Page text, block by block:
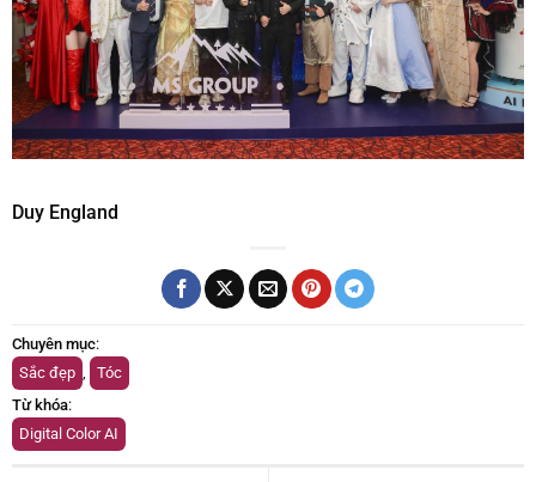
Duy England
Chuyên mục:
Sắc đẹp ,
Tóc
Từ khóa:
Digital Color AI